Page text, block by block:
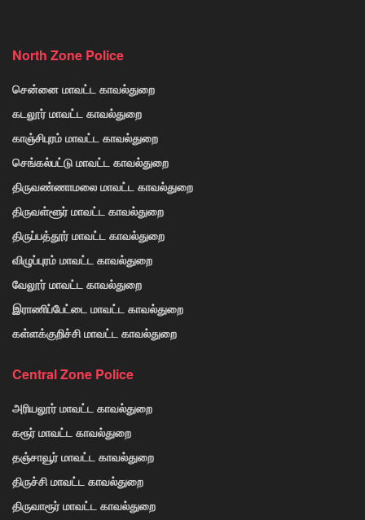
North Zone Police
சென்னை மாவட்ட காவல்துறை
கடலூர் மாவட்ட காவல்துறை
காஞ்சிபுரம் மாவட்ட காவல்துறை
செங்கல்பட்டு மாவட்ட காவல்துறை
திருவண்ணாமலை மாவட்ட காவல்துறை
திருவள்ளூர் மாவட்ட காவல்துறை
திருப்பத்தூர் மாவட்ட காவல்துறை
விழுப்புரம் மாவட்ட காவல்துறை
வேலூர் மாவட்ட காவல்துறை
இராணிப்பேட்டை மாவட்ட காவல்துறை
கள்ளக்குறிச்சி மாவட்ட காவல்துறை
Central Zone Police
அரியலூர் மாவட்ட காவல்துறை
கரூர் மாவட்ட காவல்துறை
தஞ்சாவூர் மாவட்ட காவல்துறை
திருச்சி மாவட்ட காவல்துறை
திருவாரூர் மாவட்ட காவல்துறை